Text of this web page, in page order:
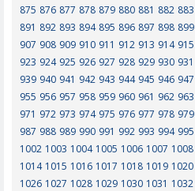
875 876 877 878 879 880 881 882 883
891 892 893 894 895 896 897 898 899
907 908 909 910 911 912 913 914 915
923 924 925 926 927 928 929 930 931
939 940 941 942 943 944 945 946 947
955 956 957 958 959 960 961 962 963
971 972 973 974 975 976 977 978 979
987 988 989 990 991 992 993 994 995
1002 1003 1004 1005 1006 1007 1008
1014 1015 1016 1017 1018 1019 1020
1026 1027 1028 1029 1030 1031 1032